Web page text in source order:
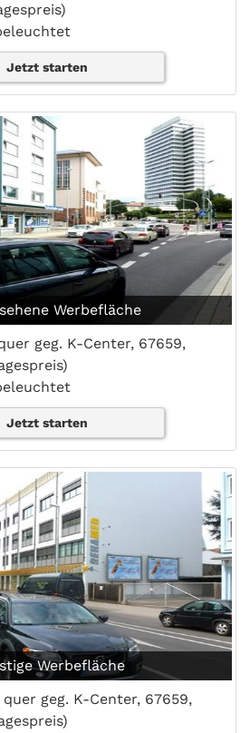
Jetzt starten
Werbefläche
geg. K-Center, 67659,
Jetzt starten
Werbefläche
quer geg. K-Center, 67659,